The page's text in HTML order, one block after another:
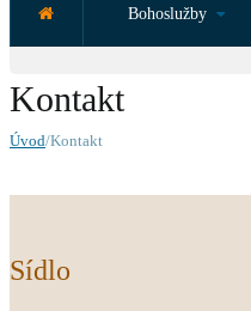
Bohoslužby
Kontakt
Úvod/Kontakt
Sídlo